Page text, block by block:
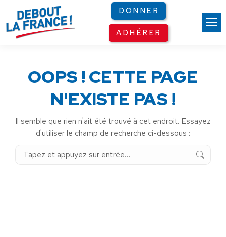
DONNER
ADHÉRER
OOPS ! CETTE PAGE
N'EXISTE PAS !
Il semble que rien n'ait été trouvé à cet endroit. Essayez
d'utiliser le champ de recherche ci-dessous :
Recherche
Panneau de gestion des cookies